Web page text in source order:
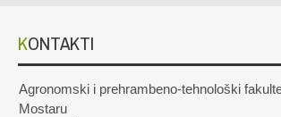
KONTAKTI
Agronomski i prehrambeno-tehnološki
Mostaru